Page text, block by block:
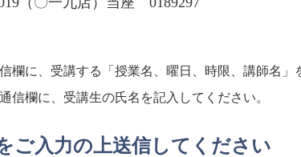
欄に、受講する「授業名、曜日、時限、講師名」
信欄に、受講生の氏名を記入してください。
ご入力の上送信してください